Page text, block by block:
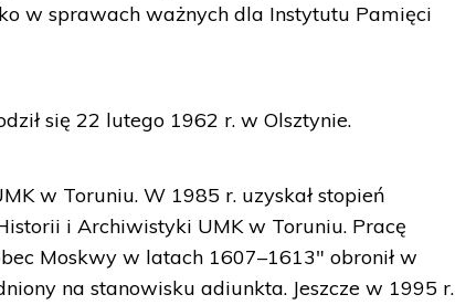
w sprawach ważnych dla Instytutu Pamięci
się 22 lutego 1962 r. w Olsztynie.
w Toruniu. W 1985 r. uzyskał stopień
i Archiwistyki UMK w Toruniu. Pracę
Moskwy w latach 1607–1613" obronił w
na stanowisku adiunkta. Jeszcze w 1995 r.